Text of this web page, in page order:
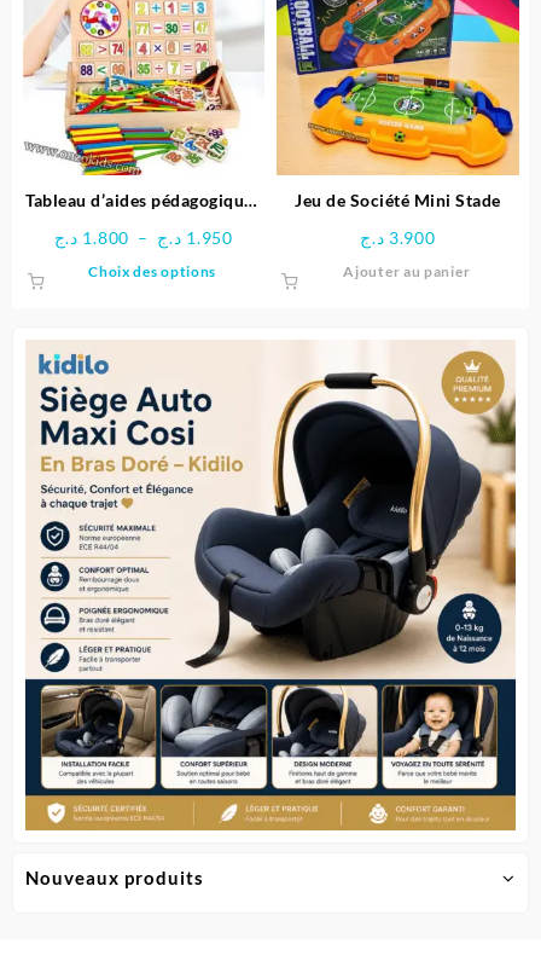
Nouveaux produits
Tableau d’aides pédagogiques
1.800 د.ج – 1.950 د.ج
Plage
à
Choix des options
plusieurs
options
peuvent
être
choisies
sur
la
page
du
produit
Jeu de Société Mini Stade
3.900 د.ج
Ajouter au panier